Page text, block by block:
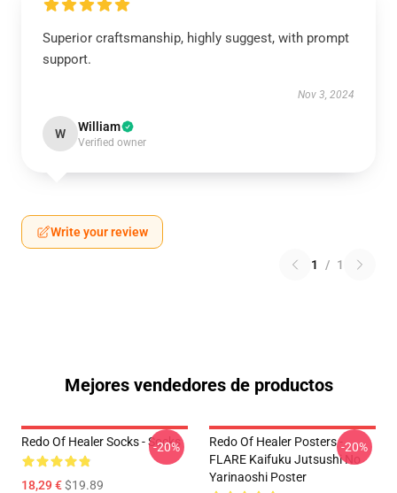
Superior craftsmanship, highly suggest, with prompt
support.
Nov 3, 2024
W William
Verified owner
Write your review
1 / 1
Mejores vendedores de productos
Redo Of Healer Socks - Socks
18,29 €$19.89
-20%
Redo Of Healer Posters -
FLARE Kaifuku Jutsushi No
Yarinaoshi Poster
-20%